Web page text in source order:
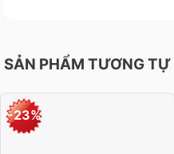
SẢN PHẨM TƯƠNG TỰ
-23%